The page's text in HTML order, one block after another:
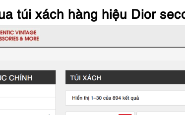
túi xách hàng hiệu Dior